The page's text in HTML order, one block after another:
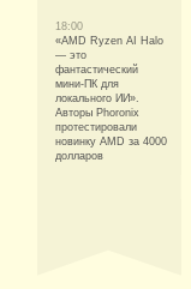
18:00
«AMD Ryzen AI Halo
— это
фантастический
мини-ПК для
локального ИИ».
Авторы Phoronix
протестировали
новинку AMD за 4000
долларов